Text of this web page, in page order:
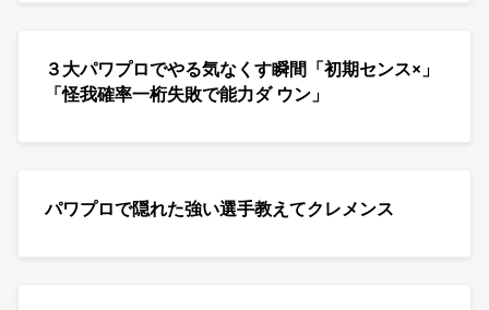
３大パワプロでやる気なくす瞬間「初期センス×」
「怪我確率一桁失敗で能力ダ ウン」
パワプロで隠れた強い選手教えてクレメンス